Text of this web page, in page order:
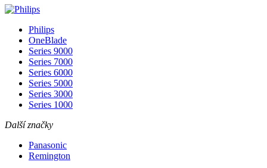
Philips
OneBlade
Series 9000
Series 7000
Series 6000
Series 5000
Series 3000
Series 1000
Další značky
Panasonic
Remington